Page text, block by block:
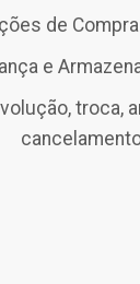
de
e
troca,